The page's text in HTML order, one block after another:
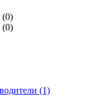
(0)
(0)
(1)